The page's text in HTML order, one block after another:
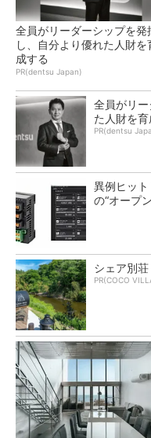
全員がリーダーシップを発
し、自分より優れた人財を
成する
PR(dentsu Japan)
全員がリ
た人財を育
PR(dentsu
異例ヒッ
の“オープ
シェア別
PR(COCO